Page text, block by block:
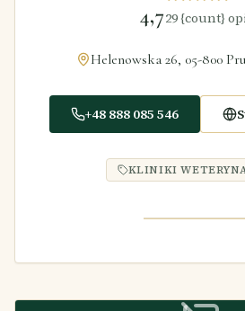
4,729 {count}
Helenowska 26, 05-800
+48 888 085 546
KLINIKI